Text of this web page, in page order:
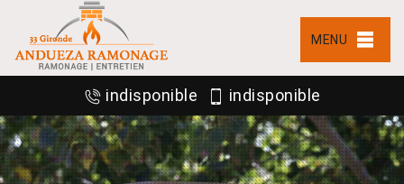
MENU
indisponible indisponible